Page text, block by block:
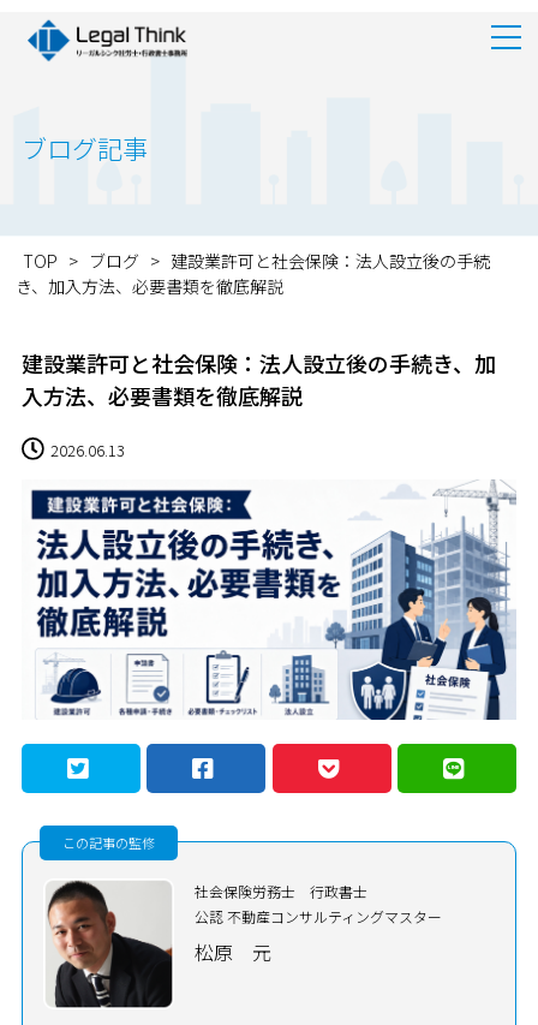
ブログ記事
TOP > ブログ > 建設業許可と社会保険：法人設立後の手続
き、加入方法、必要書類を徹底解説
建設業許可と社会保険：法人設立後の手続き、加
入方法、必要書類を徹底解説
2026.06.13
この記事の監修
社会保険労務士 行政書士
公認 不動産コンサルティングマスター
松原 元